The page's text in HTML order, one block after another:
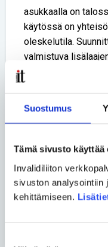
Suostumus
Tämä sivusto käyttää
Invalidiliiton
sivuston analysointiin
kehittämiseen.
asukkaalla on
käytössä on
oleskelutila.
valmistuva
kuusi lisää.
monialaisesta
Jaa uutinen
Jaa